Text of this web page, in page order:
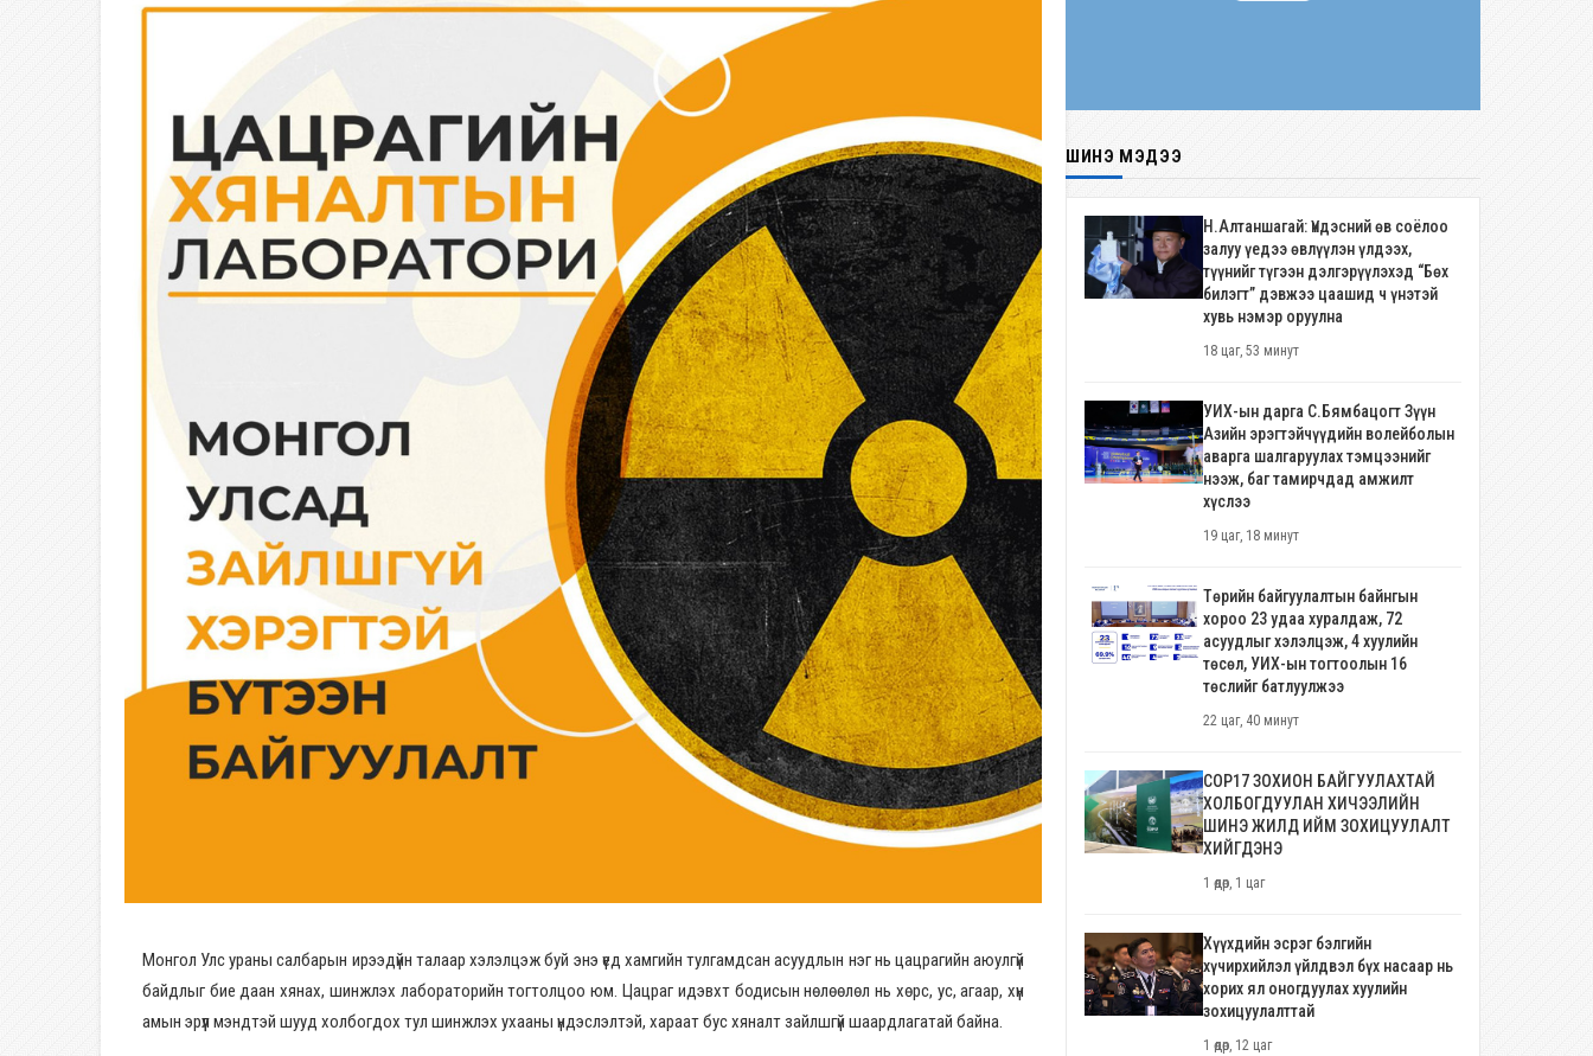
Монгол Улс ураны салбарын ирээдүйн талаар хэлэлцэж буй энэ үед хамгийн тулгамдсан асуудлын нэг нь цацрагийн аюулгүй
байдлыг бие даан хянах, шинжлэх лабораторийн тогтолцоо юм. Цацраг идэвхт бодисын нөлөөлөл нь хөрс, ус, агаар, хүн
амын эрүүл мэндтэй шууд холбогдох тул шинжлэх ухааны үндэслэлтэй, хараат бус хяналт зайлшгүй шаардлагатай байна.
ШИНЭ МЭДЭЭ
Н.Алтаншагай: Үндэсний өв соёлоо
залуу үедээ өвлүүлэн үлдээх,
түүнийг түгээн дэлгэрүүлэхэд “Бөх
билэгт” дэвжээ цаашид ч үнэтэй
хувь нэмэр оруулна
18 цаг, 53 минут
УИХ-ын дарга С.Бямбацогт Зүүн
Азийн эрэгтэйчүүдийн волейболын
аварга шалгаруулах тэмцээнийг
нээж, баг тамирчдад амжилт
хүслээ
19 цаг, 18 минут
Төрийн байгуулалтын байнгын
хороо 23 удаа хуралдаж, 72
асуудлыг хэлэлцэж, 4 хуулийн
төсөл, УИХ-ын тогтоолын 16
төслийг батлуулжээ
22 цаг, 40 минут
COP17 ЗОХИОН БАЙГУУЛАХТАЙ
ХОЛБОГДУУЛАН ХИЧЭЭЛИЙН
ШИНЭ ЖИЛД ИЙМ ЗОХИЦУУЛАЛТ
ХИЙГДЭНЭ
1 өдөр, 1 цаг
Хүүхдийн эсрэг бэлгийн
хүчирхийлэл үйлдвэл бүх насаар нь
хорих ял оногдуулах хуулийн
зохицуулалттай
1 өдөр, 12 цаг